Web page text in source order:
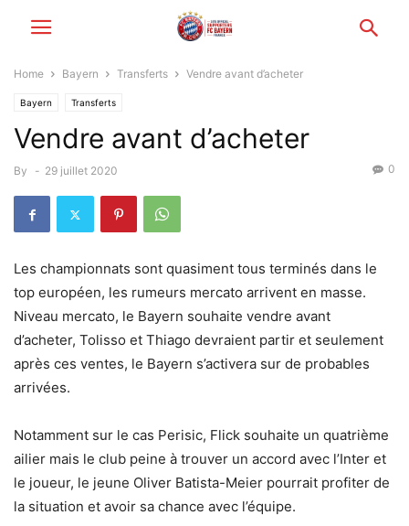
Home Bayern Transferts Vendre avant d’acheter
Bayern Transferts
Vendre avant d’acheter
By - 29 juillet 2020 0
Les championnats sont quasiment tous terminés dans le
top européen, les rumeurs mercato arrivent en masse.
Niveau mercato, le Bayern souhaite vendre avant
d’acheter, Tolisso et Thiago devraient partir et seulement
après ces ventes, le Bayern s’activera sur de probables
arrivées.
Notamment sur le cas Perisic, Flick souhaite un quatrième
ailier mais le club peine à trouver un accord avec l’Inter et
le joueur, le jeune Oliver Batista-Meier pourrait profiter de
la situation et avoir sa chance avec l’équipe.